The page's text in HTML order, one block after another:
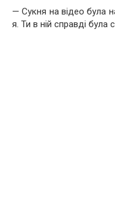
— Сукня на відео була
я. Ти в ній справді була